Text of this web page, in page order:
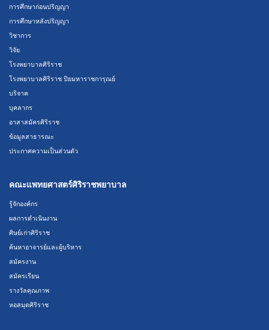
การศึกษาก่อนปริญญา
การศึกษาหลังปริญญา
วิชาการ
วิจัย
โรงพยาบาลศิริราช
โรงพยาบาลศิริราช ปิยมหาราชการุณย์
บริจาค
บุคลากร
อาสาสมัครศิริราช
ข้อมูลสาธารณะ
ประกาศความเป็นส่วนตัว
คณะแพทยศาสตร์ศิริราชพยาบาล
รู้จักองค์กร
ผลการดำเนินงาน
ศิษย์เก่าศิริราช
ค้นหาอาจารย์และผู้บริหาร
สมัครงาน
สมัครเรียน
รางวัลคุณภาพ
หอสมุดศิริราช